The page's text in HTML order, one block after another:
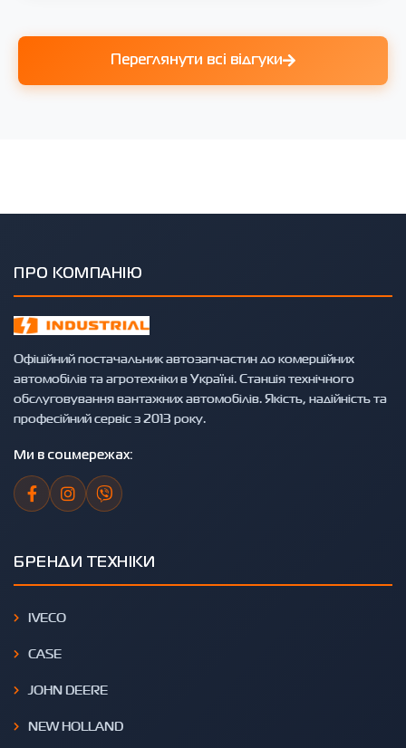
Переглянути всі відгуки
ПРО КОМПАНІЮ
Офіційний постачальник автозапчастин до комерційних
автомобілів та агротехніки в Україні. Станція технічного
обслуговування вантажних автомобілів. Якість, надійність та
професійний сервіс з 2013 року.
Ми в соцмережах:
БРЕНДИ ТЕХНІКИ
IVECO
CASE
JOHN DEERE
NEW HOLLAND